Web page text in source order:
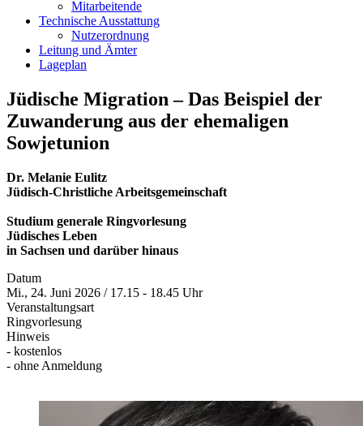
Mitarbeitende
Technische Ausstattung
Nutzerordnung
Leitung und Ämter
Lageplan
Jüdische Migration – Das Beispiel der
Zuwanderung aus der ehemaligen
Sowjetunion
Dr. Melanie Eulitz
Jüdisch-Christliche Arbeitsgemeinschaft
Studium generale Ringvorlesung
Jüdisches Leben
in Sachsen und darüber hinaus
Datum
Mi., 24. Juni 2026 / 17.15 - 18.45 Uhr
Veranstaltungsart
Ringvorlesung
Hinweis
- kostenlos
- ohne Anmeldung